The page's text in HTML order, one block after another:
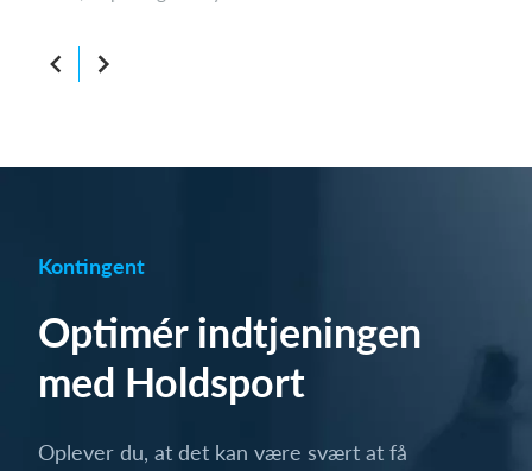
Kontingent
Optimér indtjeningen
med Holdsport
Oplever du, at det kan være svært at få